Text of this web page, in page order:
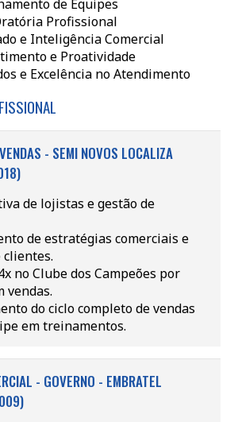
de Equipes
Profissional
e Inteligência Comercial
e Proatividade
e Excelência no Atendimento
- SEMI NOVOS LOCALIZA
de lojistas e gestão de
de estratégias comerciais e
clientes.
no Clube dos Campeões por
vendas.
do ciclo completo de vendas
em treinamentos.
- GOVERNO - EMBRATEL